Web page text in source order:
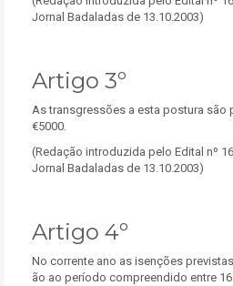
Jornal Badaladas de 13.10.2003)
Artigo 3º
As transgressões a esta postura são
€5000.
(Redação introduzida pelo Edital nº
Jornal Badaladas de 13.10.2003)
Artigo 4º
No corrente ano as isenções
ão ao período compreendido entre